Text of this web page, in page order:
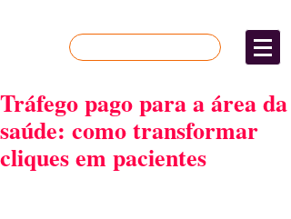
Tráfego pago para a área da
saúde: como transformar
cliques em pacientes